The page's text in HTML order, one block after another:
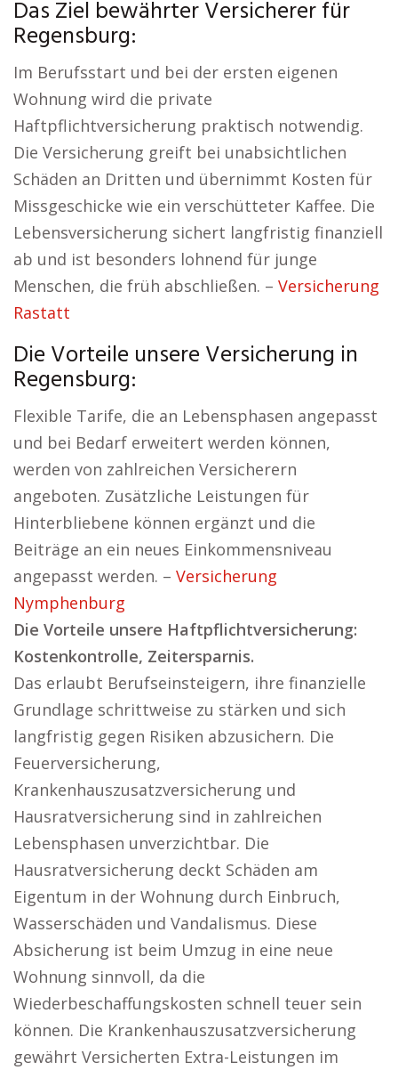
Das Ziel bewährter Versicherer für
Regensburg:
Im Berufsstart und bei der ersten eigenen
Wohnung wird die private
Haftpflichtversicherung praktisch notwendig.
Die Versicherung greift bei unabsichtlichen
Schäden an Dritten und übernimmt Kosten für
Missgeschicke wie ein verschütteter Kaffee. Die
Lebensversicherung sichert langfristig finanziell
ab und ist besonders lohnend für junge
Menschen, die früh abschließen. – Versicherung
Rastatt
Die Vorteile unsere Versicherung in
Regensburg:
Flexible Tarife, die an Lebensphasen angepasst
und bei Bedarf erweitert werden können,
werden von zahlreichen Versicherern
angeboten. Zusätzliche Leistungen für
Hinterbliebene können ergänzt und die
Beiträge an ein neues Einkommensniveau
angepasst werden. – Versicherung
Nymphenburg
Die Vorteile unsere Haftpflichtversicherung:
Kostenkontrolle, Zeitersparnis.
Das erlaubt Berufseinsteigern, ihre finanzielle
Grundlage schrittweise zu stärken und sich
langfristig gegen Risiken abzusichern. Die
Feuerversicherung,
Krankenhauszusatzversicherung und
Hausratversicherung sind in zahlreichen
Lebensphasen unverzichtbar. Die
Hausratversicherung deckt Schäden am
Eigentum in der Wohnung durch Einbruch,
Wasserschäden und Vandalismus. Diese
Absicherung ist beim Umzug in eine neue
Wohnung sinnvoll, da die
Wiederbeschaffungskosten schnell teuer sein
können. Die Krankenhauszusatzversicherung
gewährt Versicherten Extra-Leistungen im